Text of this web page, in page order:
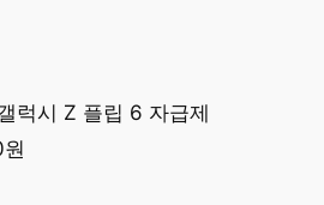
럭시 Z 플립 6 자급제